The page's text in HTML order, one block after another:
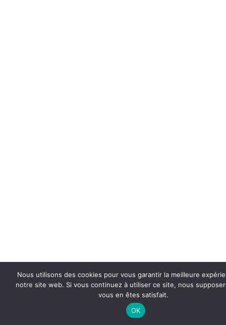
Nous utilisons des cookies pour vous garantir la meilleure
notre site web. Si vous continuez à utiliser ce site, nous
vous en êtes satisfait.
OK